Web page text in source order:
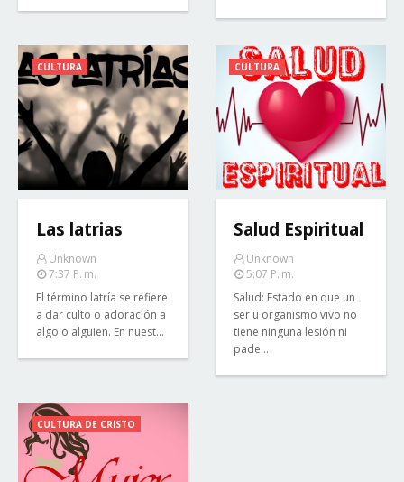
CULTURA
Las latrias
Unknown
7:37 P. M.
El término latría se refiere
a dar culto o adoración a
algo o alguien. En nuest…
CULTURA
Salud Espiritual
Unknown
5:07 P. M.
Salud: Estado en que un
ser u organismo vivo no
tiene ninguna lesión ni
pade…
CULTURA DE CRISTO